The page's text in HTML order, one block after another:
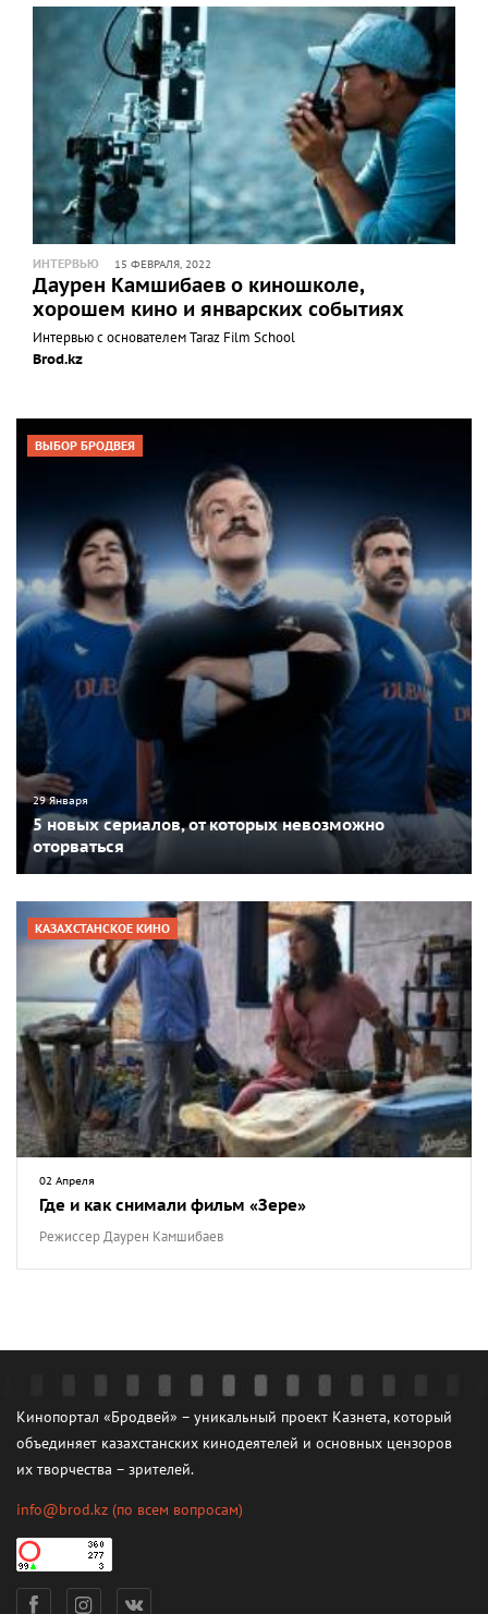
ИНТЕРВЬЮ 15 ФЕВРАЛЯ, 2022
Даурен Камшибаев о киношколе,
хорошем кино и январских событиях
Интервью с основателем Taraz Film School
Brod.kz
ВЫБОР БРОДВЕЯ
29 Января
5 новых сериалов, от которых невозможно
оторваться
КАЗАХСТАНСКОЕ КИНО
02 Апреля
Где и как снимали фильм «Зере»
Режиссер Даурен Камшибаев
Кинопортал «Бродвей» – уникальный проект Казнета, который
объединяет казахстанских кинодеятелей и основных цензоров
их творчества – зрителей.
info@brod.kz (по всем вопросам)